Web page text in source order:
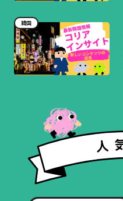
韓国